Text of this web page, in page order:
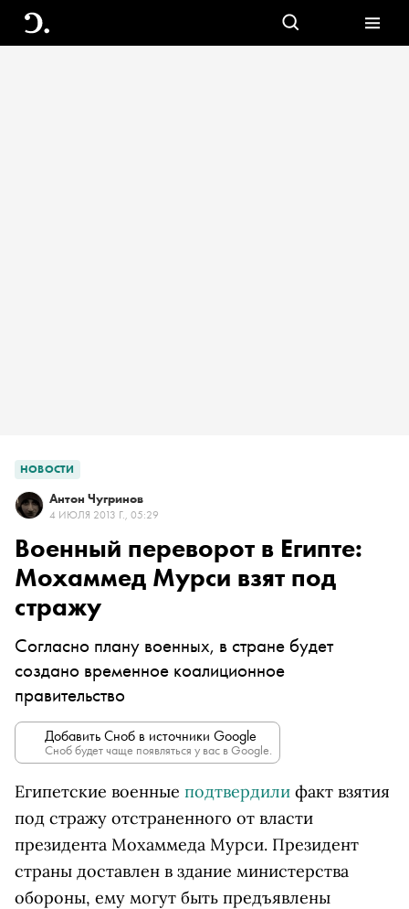
НОВОСТИ
Антон Чугринов
4 ИЮЛЯ 2013 Г., 05:29
Военный переворот в Египте:
Мохаммед Мурси взят под
стражу
Согласно плану военных, в стране будет
создано временное коалиционное
правительство
Добавить Сноб в источники Google
Сноб будет чаще появляться у вас в Google.
Египетские военные подтвердили факт взятия
под стражу отстраненного от власти
президента Мохаммеда Мурси. Президент
страны доставлен в здание министерства
обороны, ему могут быть предъявлены